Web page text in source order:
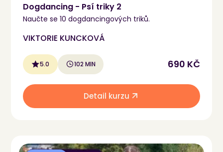
Dogdancing - Psí triky 2
Naučte se 10 dogdancingových triků.
VIKTORIE KUNCKOVÁ
5.0 102 MIN 690 KČ
Detail kurzu